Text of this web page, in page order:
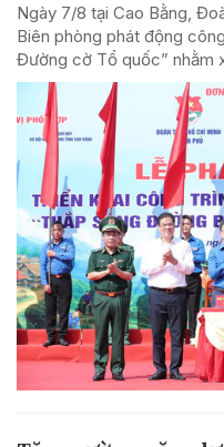
Ngày 7/8 tại Cao Bằng,
Biên phòng phát động
Đường cờ Tổ quốc” nhằm